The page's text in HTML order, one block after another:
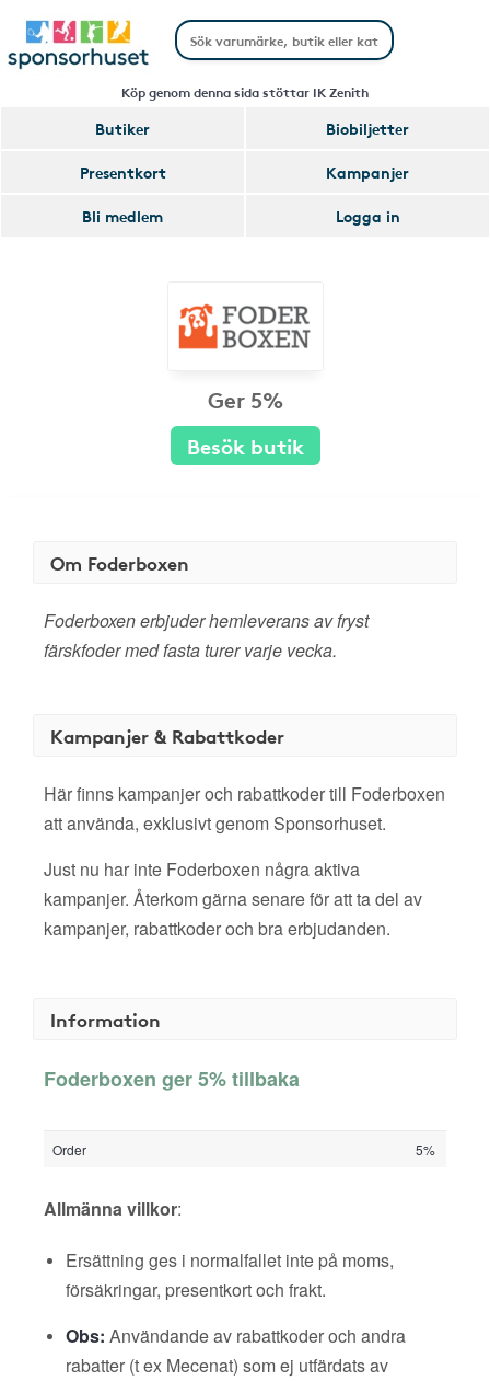
Köp genom denna sida stöttar IK Zenith
Butiker
Biobiljetter
Presentkort
Kampanjer
Bli medlem
Logga in
Ger 5%
Besök butik
Om Foderboxen
Foderboxen erbjuder hemleverans av fryst
färskfoder med fasta turer varje vecka.
Kampanjer & Rabattkoder
Här finns kampanjer och rabattkoder till Foderboxen
att använda, exklusivt genom Sponsorhuset.
Just nu har inte Foderboxen några aktiva
kampanjer. Återkom gärna senare för att ta del av
kampanjer, rabattkoder och bra erbjudanden.
Information
Foderboxen ger 5% tillbaka
Order 5%
Allmänna villkor:
Ersättning ges i normalfallet inte på moms,
försäkringar, presentkort och frakt.
Obs: Användande av rabattkoder och andra
rabatter (t ex Mecenat) som ej utfärdats av